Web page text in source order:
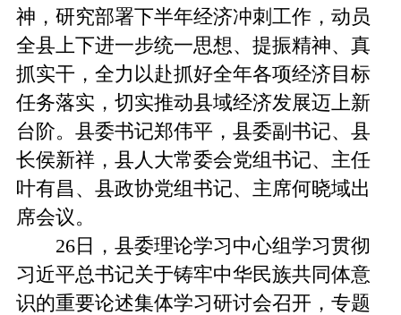
神，研究部署下半年经济冲刺工作，动员
全县上下进一步统一思想、提振精神、真
抓实干，全力以赴抓好全年各项经济目标
任务落实，切实推动县域经济发展迈上新
台阶。县委书记郑伟平，县委副书记、县
长侯新祥，县人大常委会党组书记、主任
叶有昌、县政协党组书记、主席何晓域出
席会议。
26日，县委理论学习中心组学习贯彻
习近平总书记关于铸牢中华民族共同体意
识的重要论述集体学习研讨会召开，专题